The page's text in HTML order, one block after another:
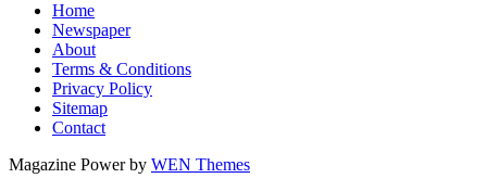
Home
Newspaper
About
Terms & Conditions
Privacy Policy
Sitemap
Contact
Magazine Power by WEN Themes